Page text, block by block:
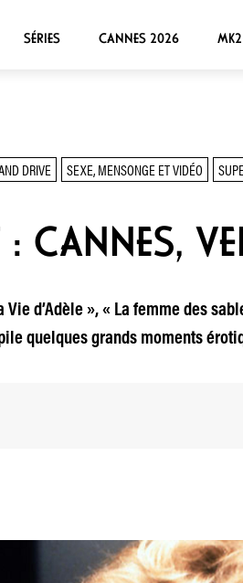
SÉRIES CANNES 2026
DRIVE SEXE, MENSONGE ET VIDÉO
: CANNES,
Vie d’Adèle », « La femme des
quelques grands moments